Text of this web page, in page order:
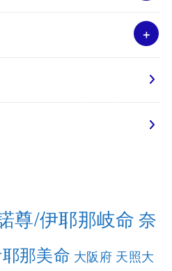
尊/伊耶那岐命 奈
那美命 大阪府 天照大